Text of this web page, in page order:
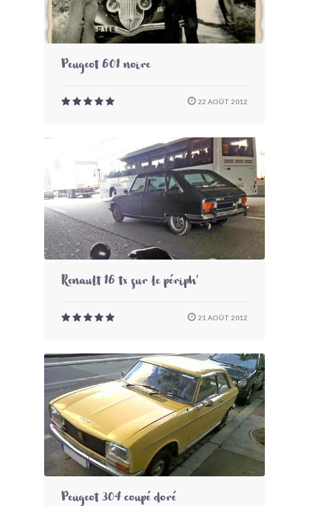
Peugeot 601 noire
22 AOÛT 2012
Renault 16 tx sur le périph'
21 AOÛT 2012
Peugeot 304 coupé doré